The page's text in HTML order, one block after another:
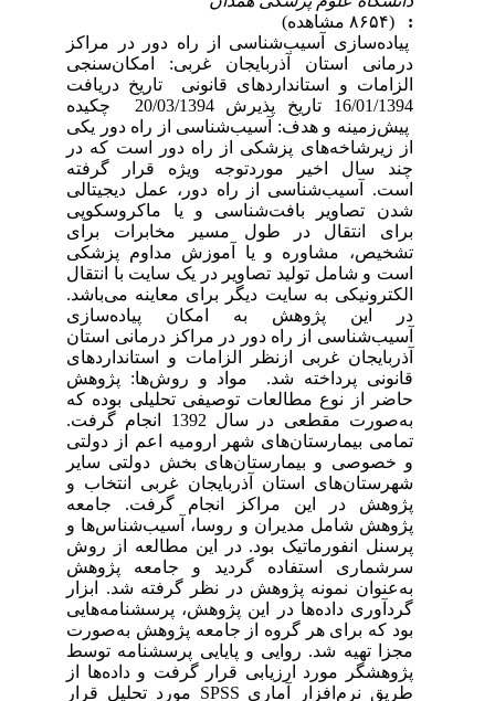
پیاده‌سازی آسیب‌شناسی از راه دور در مراکز
درمانی استان آذربایجان غربی: امکان‌سنجی
الزامات و استانداردهای قانونی تاریخ دریافت
16/01/1394 تاریخ پذیرش 20/03/1394 چکیده
پیش‌زمینه و هدف: آسیب‌شناسی از راه دور یکی
از زیرشاخه‌های پزشکی از راه دور است که در
چند سال اخیر موردتوجه ویژه قرار گرفته
است. آسیب‌شناسی از راه دور، عمل دیجیتالی
شدن تصاویر بافت‌شناسی و یا ماکروسکوپی
برای انتقال در طول مسیر مخابرات برای
تشخیص، مشاوره و یا آموزش مداوم پزشکی
است و شامل تولید تصاویر در یک سایت با انتقال
الکترونیکی به سایت دیگر برای معاینه می‌باشد.
در این پژوهش به امکان پیاده‌سازی
آسیب‌شناسی از راه دور در مراکز درمانی استان
آذربایجان غربی ازنظر الزامات و استانداردهای
قانونی پرداخته شد. مواد و روش‌ها: پژوهش
حاضر از نوع مطالعات توصیفی تحلیلی بوده که
به‌صورت مقطعی در سال 1392 انجام گرفت.
تمامی بیمارستان‌های شهر ارومیه اعم از دولتی
و خصوصی و بیمارستان‌های بخش دولتی سایر
شهرستان‌های استان آذربایجان غربی انتخاب و
پژوهش در این مراکز انجام گرفت. جامعه
پژوهش شامل مدیران و روسا، آسیب‌شناس‌ها و
پرسنل انفورماتیک بود. در این مطالعه از روش
سرشماری استفاده گردید و جامعه پژوهش
به‌عنوان نمونه پژوهش در نظر گرفته شد. ابزار
گردآوری داده‌ها در این پژوهش، پرسشنامه‌هایی
بود که برای هر گروه از جامعه پژوهش به‌صورت
مجزا تهیه شد. روایی و پایایی پرسشنامه توسط
پژوهشگر مورد ارزیابی قرار گرفت و داده‌ها از
طریق نرم‌افزار آماری SPSS مورد تحلیل قرار